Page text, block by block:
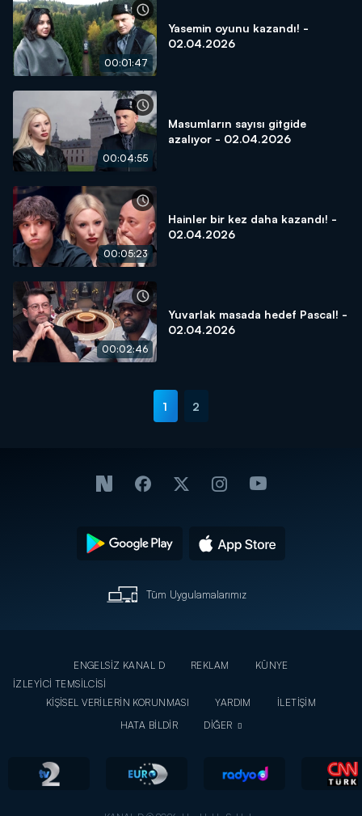
00:01:47
Yasemin oyunu kazandı! -
02.04.2026
00:04:55
Masumların sayısı gitgide
azalıyor - 02.04.2026
00:05:23
Hainler bir kez daha kazandı! -
02.04.2026
00:02:46
Yuvarlak masada hedef Pascal! -
02.04.2026
1 2
Tüm Uygulamalarımız
ENGELSİZ KANAL D REKLAM
KÜNYE
İZLEYİCİ TEMSİLCİSİ
KİŞİSEL VERİLERİN KORUNMASI
YARDIM
İLETİŞİM
HATA BİLDİR
DİĞER